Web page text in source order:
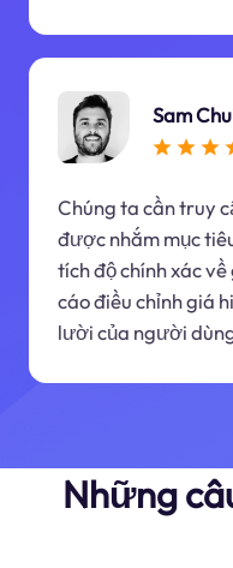
Sam
Chúng ta cần truy
được nhắm mục
tích độ chính xác
cáo điều chỉnh giá
lười của người
Những